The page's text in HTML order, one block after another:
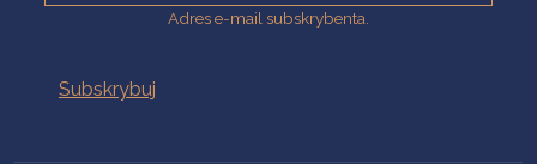
Adres e-mail subskrybenta.